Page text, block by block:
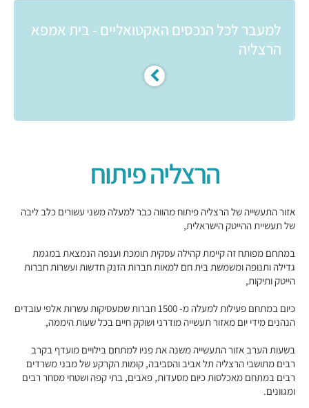
למעבר לכל הנכסים האקטואליים - בית אמפא
הרצליה
הרצליה פיתוח
אזור התעשייה של הרצליה פיתוח מהווה כבר למעלה משני עשורים כלב ליבה
של תעשיית ההייטק הישראלית,
במתחם מפותח זה קיימת קהילה עסקית תומכת וענפה הנמצאת במגמת
גדילה ותנופה ומשמשת בית חם למאות חברות הזנק חדשות ועשרות חברות
הייטק ותיקות,
כיום במתחם פעילות למעלה מ- 1500 חברות שמעסיקות עשרות אלפי עובדים
הנהנים מידי יום מאזור תעשייה מודרני ושוקק חיים בכל שעות היממה,
בשעות הערב אזור התעשייה משנה את פניו למתחם בילויים מועדף בקרב
רבים מתושבי הרצליה תל אביב והסביבה, קומות הקרקע של מבני משרדים
רבים במתחם מאכלסות כיום מסעדות, פאבים, בתי קפה ושטחי מסחר רבים
ומגוונים.